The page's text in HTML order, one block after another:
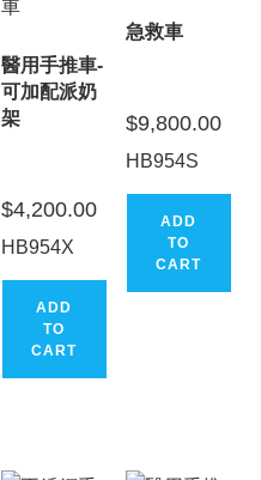
醫用手推車-
可加配派奶
架
$4,200.00
HB954X
ADD
TO
CART
急救車
$9,800.00
HB954S
ADD
TO
CART